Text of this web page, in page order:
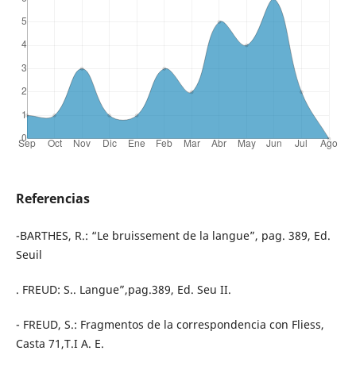
Referencias
-BARTHES, R.: “Le bruissement de la langue”, pag. 389, Ed.
Seuil
. FREUD: S.. Langue”,pag.389, Ed. Seu II.
- FREUD, S.: Fragmentos de la correspondencia con Fliess,
Casta 71,T.I A. E.